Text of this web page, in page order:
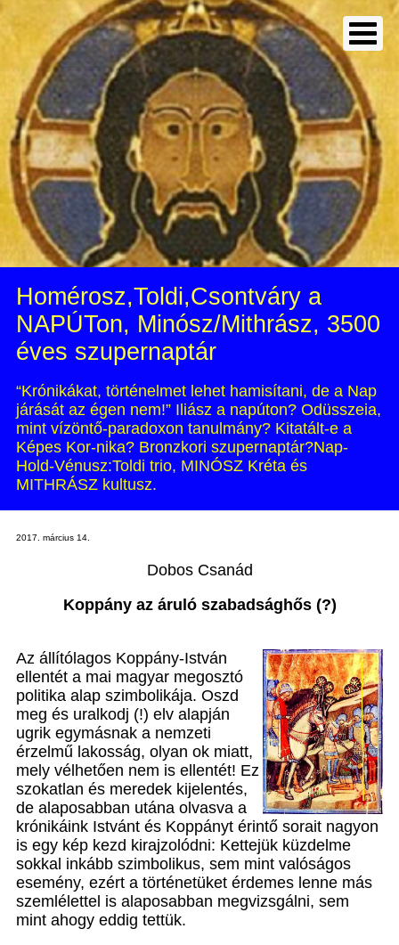
Homérosz,Toldi,Csontváry a
NAPÚTon, Minósz/Mithrász, 3500
éves szupernaptár
“Krónikákat, történelmet lehet hamisítani, de a Nap
járását az égen nem!” Iliász a napúton? Odüsszeia,
mint vízöntő-paradoxon tanulmány? Kitatált-e a
Képes Kor-nika? Bronzkori szupernaptár?Nap-
Hold-Vénusz:Toldi trio, MINÓSZ Kréta és
MITHRÁSZ kultusz.
2017. március 14.
Dobos Csanád
Koppány az áruló szabadsághős (?)
Az állítólagos Koppány-István
ellentét a mai magyar megosztó
politika alap szimbolikája. Oszd
meg és uralkodj (!) elv alapján
ugrik egymásnak a nemzeti
érzelmű lakosság, olyan ok miatt,
mely vélhetően nem is ellentét! Ez
szokatlan és meredek kijelentés,
de alaposabban utána olvasva a
krónikáink Istvánt és Koppányt érintő sorait nagyon
is egy kép kezd kirajzolódni: Kettejük küzdelme
sokkal inkább szimbolikus, sem mint valóságos
esemény, ezért a történetüket érdemes lenne más
szemlélettel is alaposabban megvizsgálni, sem
mint ahogy eddig tettük.